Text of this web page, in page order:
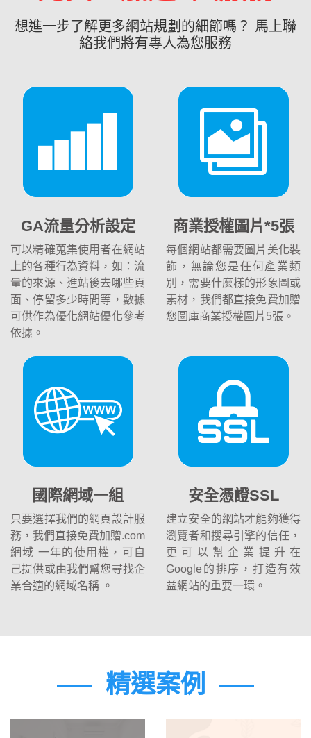
想進一步了解更多網站規劃的細節嗎？ 馬上聯
絡我們將有專人為您服務
GA流量分析設定
可以精確蒐集使用者在網站
上的各種行為資料，如：流
量的來源、進站後去哪些頁
面、停留多少時間等，數據
可供作為優化網站優化參考
依據。
商業授權圖片*5張
每個網站都需要圖片美化裝
飾，無論您是任何產業類
別，需要什麼樣的形象圖或
素材，我們都直接免費加贈
您圖庫商業授權圖片5張。
國際網域一組
只要選擇我們的網頁設計服
務，我們直接免費加贈.com
網域 一年的使用權，可自
己提供或由我們幫您尋找企
業合適的網域名稱 。
安全憑證SSL
建立安全的網站才能夠獲得
瀏覽者和搜尋引擎的信任，
更可以幫企業提升在
Google的排序，打造有效
益網站的重要一環。
精選案例